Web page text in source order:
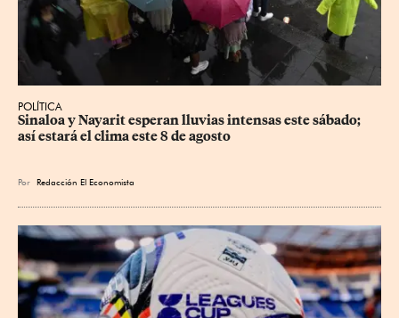
POLÍTICA
Sinaloa y Nayarit esperan lluvias intensas este sábado;
así estará el clima este 8 de agosto
Por Redacción El Economista